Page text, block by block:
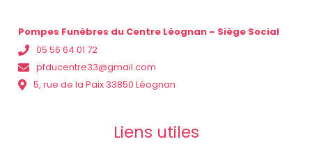
Pompes Funèbres du Centre Léognan – Siège Social
05 56 64 01 72
pfducentre33@gmail.com
5, rue de la Paix 33850 Léognan
Liens utiles